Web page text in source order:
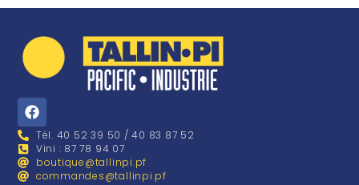
Tél. 40 52 39 50 / 40 83 87 52
Vini : 87 78 94 07
boutique@tallinpi.pf
commandes@tallinpi.pf